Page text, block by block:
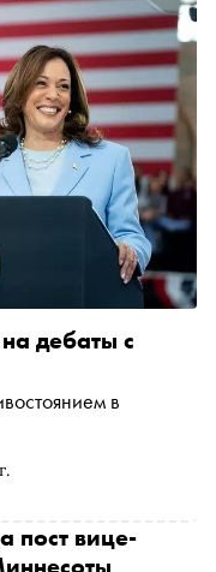
дебаты с
в
пост вице-